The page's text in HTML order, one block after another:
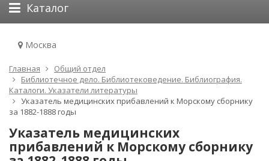
Каталог
Москва
Главная
Общий отдел
Библиотечное дело. Библиотековедение. Библиография.
Каталоги. Указатели литературы
Указатель медицинских прибавлений к Морскому сборнику
за 1882-1888 годы
Указатель медицинских
прибавлений к Морскому сборнику